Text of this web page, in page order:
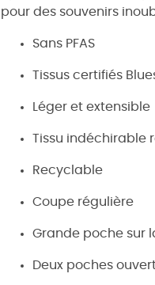
pour des souvenirs
Sans PFAS
Tissus certifiés
Léger et extensible
Tissu indéchirable
Recyclable
Coupe régulière
Grande poche sur
Deux poches